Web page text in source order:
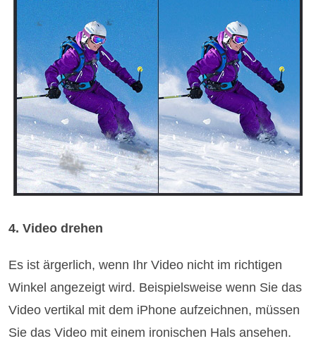
4. Video drehen
Es ist ärgerlich, wenn Ihr Video nicht im richtigen
Winkel angezeigt wird. Beispielsweise wenn Sie das
Video vertikal mit dem iPhone aufzeichnen, müssen
Sie das Video mit einem ironischen Hals ansehen.